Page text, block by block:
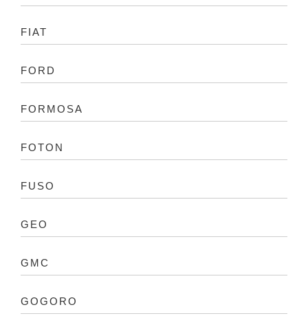
FIAT
FORD
FORMOSA
FOTON
FUSO
GEO
GMC
GOGORO